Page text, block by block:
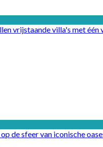
vrijstaande villa's met één
sfeer van iconische